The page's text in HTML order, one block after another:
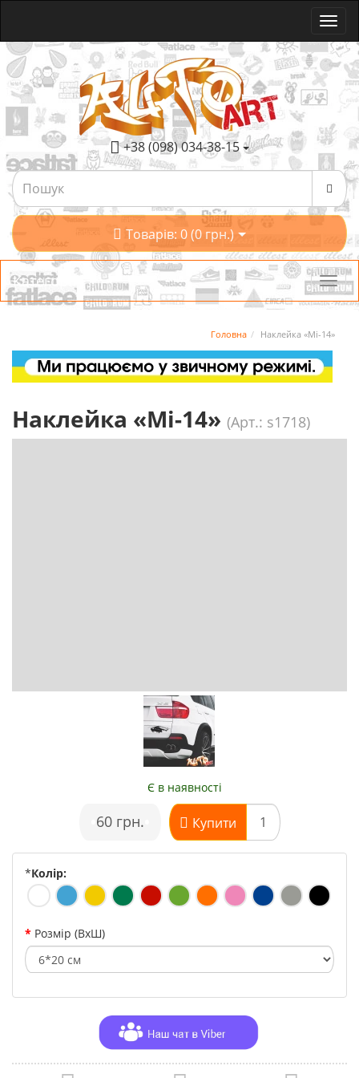
+38 (098) 034-38-15
Товарів: 0 (0 грн.)
Категорії
Головна Наклейка «Мі-14»
Наклейка «Мі-14» (Арт.: s1718)
Є в наявності
60 грн. Купити
*Колір:
Розмір (ВхШ)